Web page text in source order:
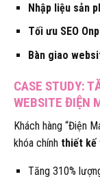
Nhập liệu sản
Tối ưu SEO
Bàn giao
CASE STUDY:
WEBSITE ĐIỆN
Khách hàng “Điện
khóa chính thiết kế
Tăng 310%